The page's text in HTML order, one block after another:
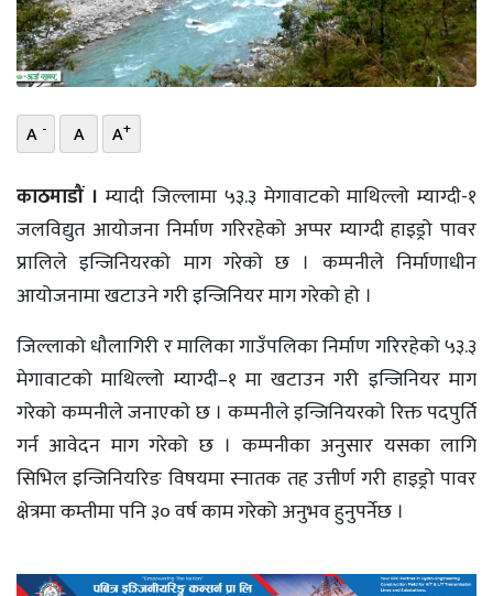
भिडियो
छापा
खोज
प्रोफाइल
ऊर्जा
विशेष
A - A A+
काठमाडौं ।म्यादी जिल्लामा ५३.३ मेगावाटको माथिल्लो म्याग्दी-१
जलविद्युत आयोजना निर्माण गरिरहेको अप्पर म्याग्दी हाइड्रो पावर
प्रालिले इन्जिनियरको माग गरेको छ । कम्पनीले निर्माणाधीन
आयोजनामा खटाउने गरी इन्जिनियर माग गरेको हो ।
जिल्लाको धौलागिरी र मालिका गाउँपलिका निर्माण गरिरहेको ५३.३
मेगावाटको माथिल्लो म्याग्दी–१ मा खटाउन गरी इन्जिनियर माग
गरेकाे कम्पनीले जनाएकाे छ । कम्पनीले इन्जिनियरकाे रिक्त पदपुर्ति
गर्न आवेदन माग गरेको छ । कम्पनीका अनुसार यसका लागि
सिभिल इन्जिनियरिङ विषयमा स्नातक तह उत्तीर्ण गरी हाइड्रो पावर
क्षेत्रमा कम्तीमा पनि ३० वर्ष काम गरेको अनुभव हुनुपर्नेछ ।